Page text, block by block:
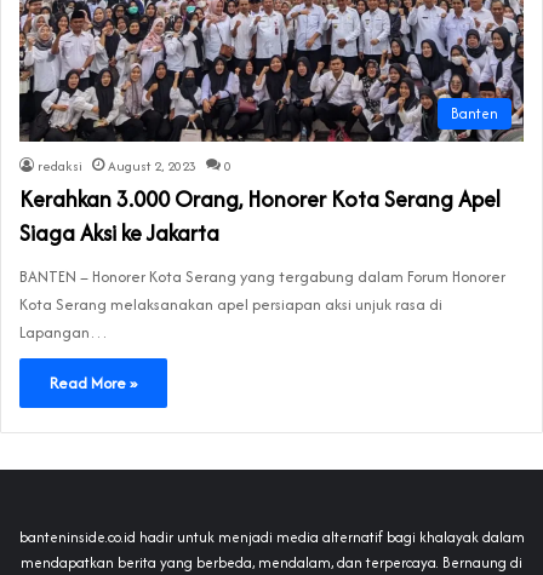
Banten
redaksi August 2, 2023 0
Kerahkan 3.000 Orang, Honorer Kota Serang Apel
Siaga Aksi ke Jakarta
BANTEN – Honorer Kota Serang yang tergabung dalam Forum Honorer
Kota Serang melaksanakan apel persiapan aksi unjuk rasa di
Lapangan…
Read More »
banteninside.co.id hadir untuk menjadi media alternatif bagi khalayak dalam
mendapatkan berita yang berbeda, mendalam, dan terpercaya. Bernaung di